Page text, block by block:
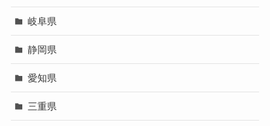
岐阜県
静岡県
愛知県
三重県